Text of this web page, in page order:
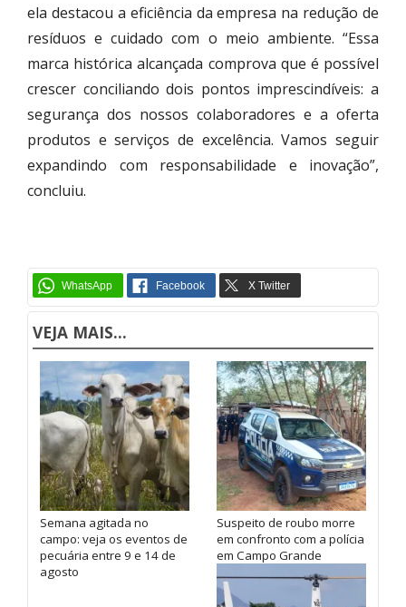
ela destacou a eficiência da empresa na redução de
resíduos e cuidado com o meio ambiente. “Essa
marca histórica alcançada comprova que é possível
crescer conciliando dois pontos imprescindíveis: a
segurança dos nossos colaboradores e a oferta
produtos e serviços de excelência. Vamos seguir
expandindo com responsabilidade e inovação”,
concluiu.
VEJA MAIS...
Semana agitada no
campo: veja os eventos de
pecuária entre 9 e 14 de
agosto
Suspeito de roubo morre
em confronto com a polícia
em Campo Grande